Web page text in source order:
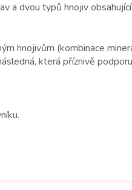
a dvou typů hnojiv
hnojivům (kombinace
která příznivě